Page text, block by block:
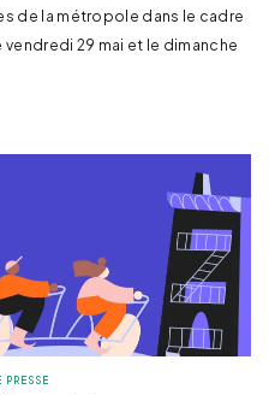
de la métropole dans le cadre
29 mai et le dimanche
PRESSE